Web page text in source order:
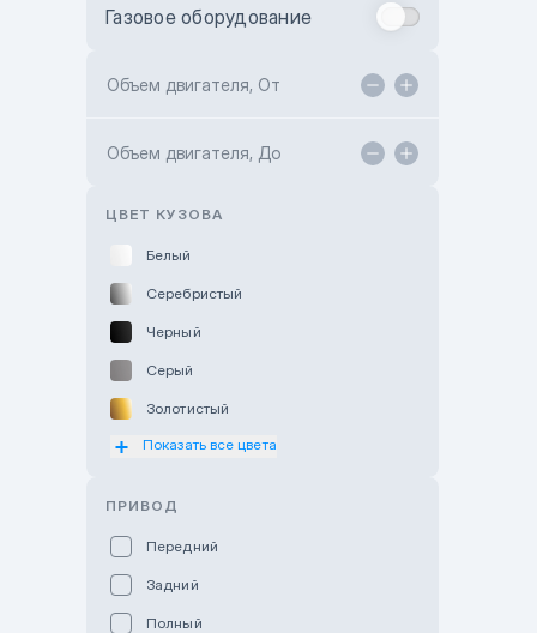
Toyota Kokshetau
Hyundai ShymCity
Газовое оборудование
Объем двигателя, От
Объем двигателя, До
ЦВЕТ КУЗОВА
Белый
Серебристый
Черный
Серый
Золотистый
Оранжевый
Показать все цвета
ПРИВОД
Передний
Задний
Полный